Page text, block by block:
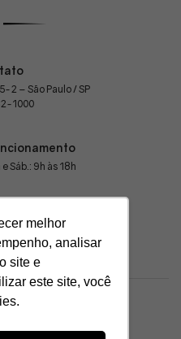
melhor
analisar
site e
este site, você
2 – São Paulo / SP
1000
e Sáb.: 9h às 18h
DE ROUPAS LTDA